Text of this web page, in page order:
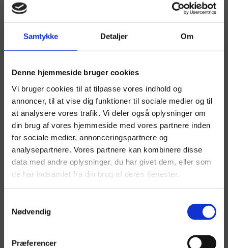
Samtykke Detaljer Om
Denne hjemmeside bruger cookies
Vi bruger cookies til at tilpasse vores indhold og
annoncer, til at vise dig funktioner til sociale medier og til
at analysere vores trafik. Vi deler også oplysninger om
din brug af vores hjemmeside med vores partnere inden
for sociale medier, annonceringspartnere og
analysepartnere. Vores partnere kan kombinere disse
data med andre oplysninger, du har givet dem, eller som
de har indsamlet fra din brug af deres tjenester.
Nødvendig
Præferencer
Andet
Julefrokost
Pakkeløsninger
Sushi pige
Fræk/sød servering
Stripundervisning
Dobbeltshows
Musikvideo
Referencer
Priser
Kørselstillæg
Om os